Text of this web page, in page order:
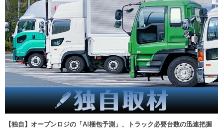
【独自】オープンロジの「AI梱包予測」、トラック必要台数の迅速把握